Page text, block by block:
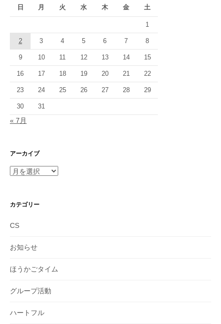
シ
ン
日 月 火 水 木 金 土
1
2 3 4 5 6 7 8
9 10 11 12 13 14 15
16 17 18 19 20 21 22
23 24 25 26 27 28 29
30 31
« 7月
アーカイブ
ア
イ
カテゴリー
CS
お知らせ
ほうかごタイム
グループ活動
ハートフル